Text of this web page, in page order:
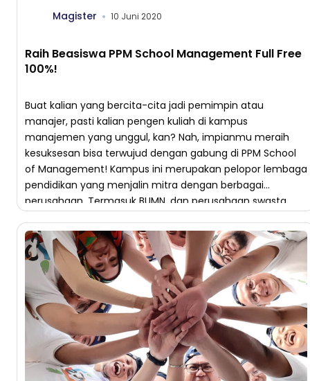
Magister 10 Juni 2020
Raih Beasiswa PPM School Management Full Free
100%!
Buat kalian yang bercita-cita jadi pemimpin atau
manajer, pasti kalian pengen kuliah di kampus
manajemen yang unggul, kan? Nah, impianmu meraih
kesuksesan bisa terwujud dengan gabung di PPM School
of Management! Kampus ini merupakan pelopor lembaga
pendidikan yang menjalin mitra dengan berbagai
perusahaan. Termasuk BUMN, dan perusahaan swasta
[…]